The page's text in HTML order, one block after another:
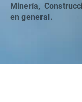
Minería,
en general.